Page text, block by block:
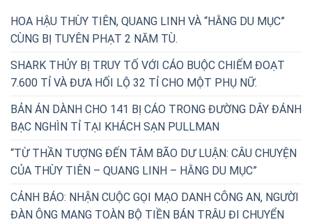
HOA HẬU THÙY TIÊN, QUANG LINH VÀ “HẰNG DU MỤC”
CÙNG BỊ TUYÊN PHẠT 2 NĂM TÙ.
SHARK THỦY BỊ TRUY TỐ VỚI CÁO BUỘC CHIẾM ĐOẠT
7.600 TỈ VÀ ĐƯA HỐI LỘ 32 TỈ CHO MỘT PHỤ NỮ.
BẢN ÁN DÀNH CHO 141 BỊ CÁO TRONG ĐƯỜNG DÂY ĐÁNH
BẠC NGHÌN TỈ TẠI KHÁCH SẠN PULLMAN
“TỪ THẦN TƯỢNG ĐẾN TÂM BÃO DƯ LUẬN: CÂU CHUYỆN
CỦA THÙY TIÊN – QUANG LINH – HẰNG DU MỤC”
CẢNH BÁO: NHẬN CUỘC GỌI MẠO DANH CÔNG AN, NGƯỜI
ĐÀN ÔNG MANG TOÀN BỘ TIỀN BÁN TRÂU ĐI CHUYỂN